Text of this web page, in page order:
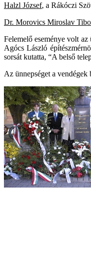
Halzl József, a Rákóczi
Dr. Morovics Miroslav
Felemelő eseménye volt
Agócs László
sorsát kutatta, “A belső
Az ünnepséget a vendégek